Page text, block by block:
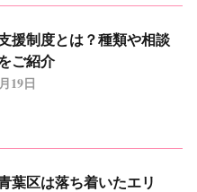
援制度とは？種類や相談
ご紹介
19日
葉区は落ち着いたエリ